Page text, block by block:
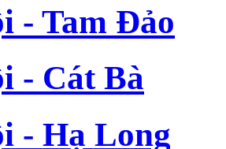
- Tam Đảo
- Cát Bà
- Hạ Long